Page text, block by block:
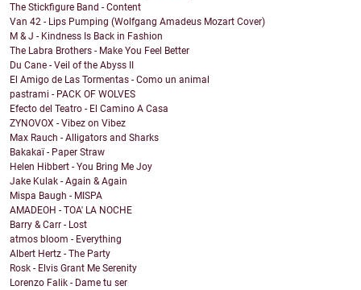
The Stickfigure Band - Content
Van 42 - Lips Pumping (Wolfgang Amadeus Mozart Cover)
M & J - Kindness Is Back in Fashion
The Labra Brothers - Make You Feel Better
Du Cane - Veil of the Abyss II
El Amigo de Las Tormentas - Como un animal
pastrami - PACK OF WOLVES
Efecto del Teatro - El Camino A Casa
ZYNOVOX - Vibez on Vibez
Max Rauch - Alligators and Sharks
Bakakaï - Paper Straw
Helen Hibbert - You Bring Me Joy
Jake Kulak - Again & Again
Mispa Baugh - MISPA
AMADEOH - TOA' LA NOCHE
Barry & Carr - Lost
atmos bloom - Everything
Albert Hertz - The Party
Rosk - Elvis Grant Me Serenity
Lorenzo Falik - Dame tu ser